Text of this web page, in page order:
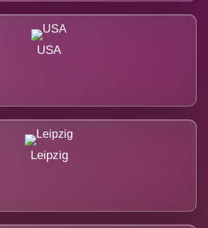
USA
Leipzig